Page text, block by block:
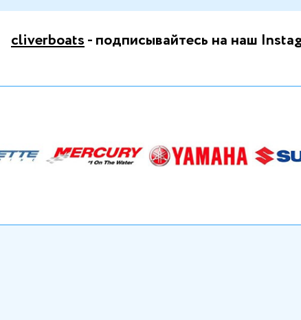
cliverboats- подписывайтесь на наш